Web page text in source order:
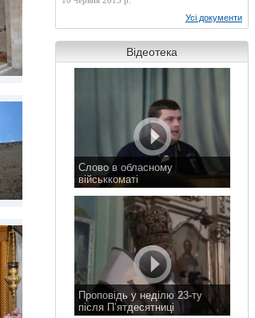
Усі документи
Відеотека
Слово в обласному
військкоматі
Проповідь у неділю 23-ту
після П’ятдесятниці